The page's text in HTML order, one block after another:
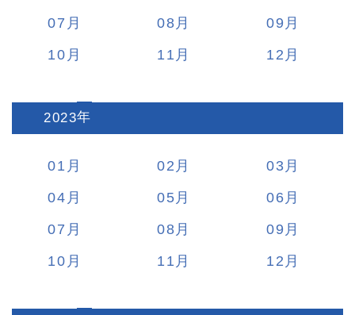
07
08
09
10
11 12
2023:
01 02
03
04
05
06
07
08
09
10
11 12